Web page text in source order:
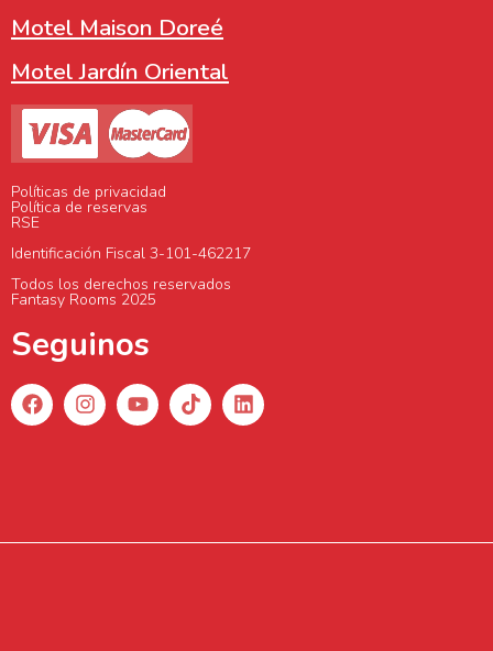
Motel Maison Doreé
Motel Jardín Oriental
Políticas de privacidad
Política de reservas
RSE
Identificación Fiscal 3-101-462217
Todos los derechos reservados
Fantasy Rooms 2025
Seguinos